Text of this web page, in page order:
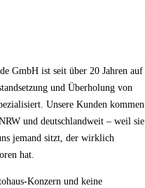
GmbH ist seit über 20 Jahren auf
und Überholung von
Unsere Kunden kommen
und deutschlandweit – weil sie
jemand sitzt, der wirklich
hat.
Konzern und keine